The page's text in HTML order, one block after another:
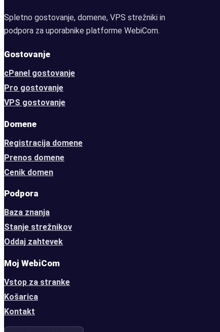
Spletno gostovanje, domene, VPS strežniki in
podpora za uporabnike platforme WebiCom.
Gostovanje
cPanel gostovanje
Pro gostovanje
VPS gostovanje
Domene
Registracija domene
Prenos domene
Cenik domen
Podpora
Baza znanja
Stanje strežnikov
Oddaj zahtevek
Moj WebiCom
Vstop za stranke
Košarica
Kontakt